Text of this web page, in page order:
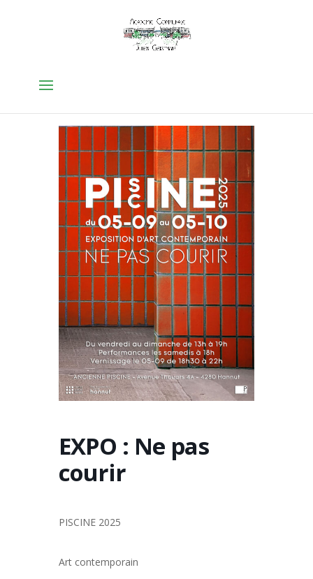
EXPO : Ne pas
courir
PISCINE 2025
Art contemporain